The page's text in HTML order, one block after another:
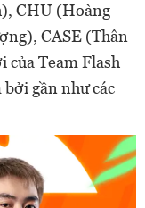
CHU (Hoàng
CASE (Thân
của Team Flash
gần như các